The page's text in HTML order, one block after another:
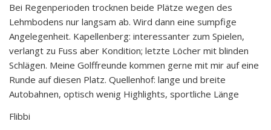
Bei Regenperioden trocknen beide Plätze wegen des
Lehmbodens nur langsam ab. Wird dann eine sumpfige
Angelegenheit. Kapellenberg: interessanter zum Spielen,
verlangt zu Fuss aber Kondition; letzte Löcher mit blinden
Schlägen. Meine Golffreunde kommen gerne mit mir auf eine
Runde auf diesen Platz. Quellenhof: lange und breite
Autobahnen, optisch wenig Highlights, sportliche Länge
Flibbi